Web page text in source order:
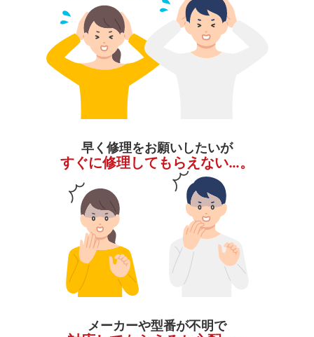
早く修理をお願いしたいが
すぐに修理してもらえない…。
メーカーや型番が不明で